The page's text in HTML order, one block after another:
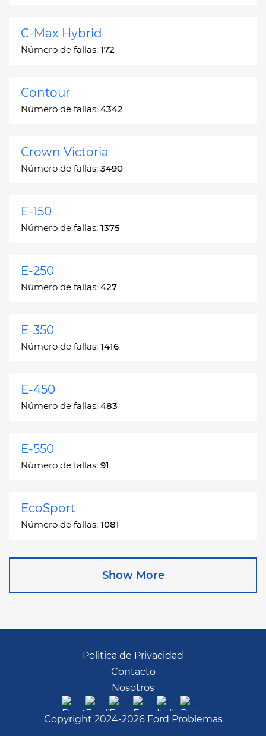
C-Max Hybrid
Número de fallas: 172
Contour
Número de fallas: 4342
Crown Victoria
Número de fallas: 3490
E-150
Número de fallas: 1375
E-250
Número de fallas: 427
E-350
Número de fallas: 1416
E-450
Número de fallas: 483
E-550
Número de fallas: 91
EcoSport
Número de fallas: 1081
Escape
Número de fallas: 1666
Show More
Copyright 2024-2026 Ford Problemas
Politica de Privacidad
Contacto
Nosotros